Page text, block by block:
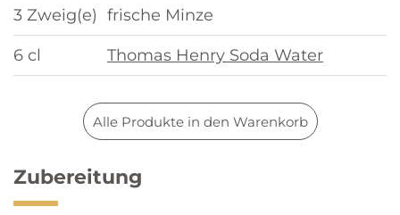
3 Zweig(e) frische Minze
6 cl Thomas Henry Soda Water
Alle Produkte in den Warenkorb
Zubereitung